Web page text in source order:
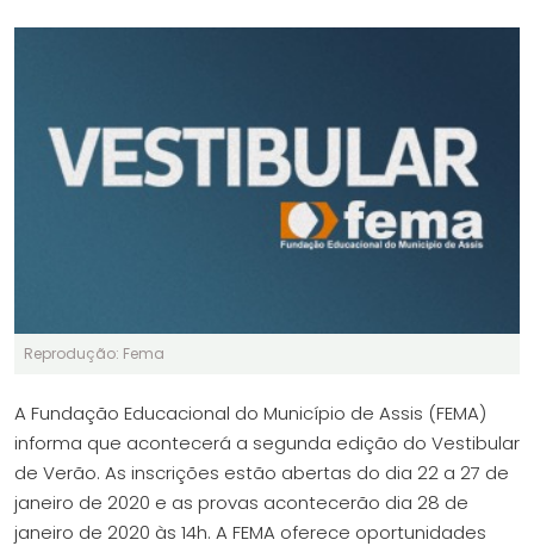
Reprodução: Fema
A Fundação Educacional do Município de Assis (FEMA)
informa que acontecerá a segunda edição do Vestibular
de Verão. As inscrições estão abertas do dia 22 a 27 de
janeiro de 2020 e as provas acontecerão dia 28 de
janeiro de 2020 às 14h. A FEMA oferece oportunidades